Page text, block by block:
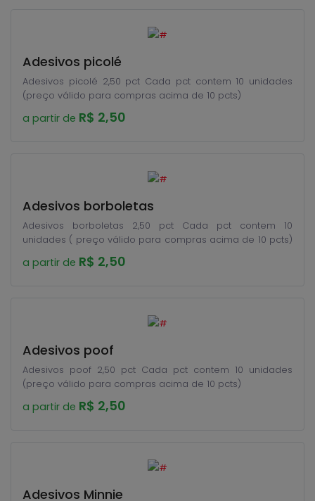
Adesivos picolé
Adesivos picolé 2,50 pct Cada pct contem 10 unidades
(preço válido para compras acima de 10 pcts)
a partir de R$ 2,50
Adesivos borboletas
Adesivos borboletas 2,50 pct Cada pct contem 10
unidades ( preço válido para compras acima de 10 pcts)
a partir de R$ 2,50
Adesivos poof
Adesivos poof 2,50 pct Cada pct contem 10 unidades
(preço válido para compras acima de 10 pcts)
a partir de R$ 2,50
Adesivos Minnie